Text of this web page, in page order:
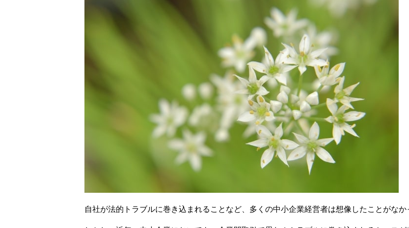
自社が法的トラブルに巻き込まれることなど、多くの中小企業経営者は想像したことがなか